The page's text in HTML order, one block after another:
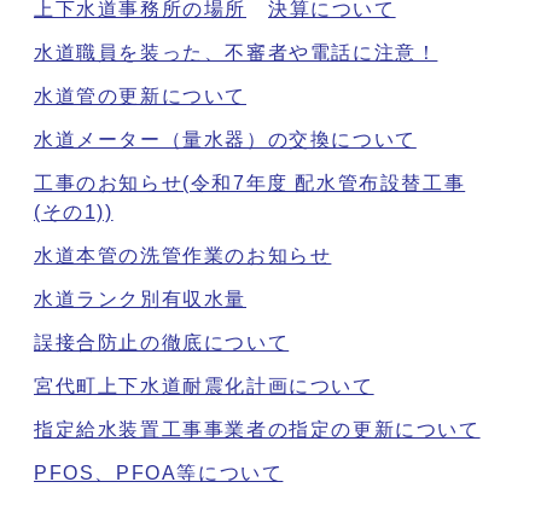
上下水道事務所の場所 決算について
水道職員を装った、不審者や電話に注意！
水道管の更新について
水道メーター（量水器）の交換について
工事のお知らせ(令和7年度 配水管布設替工事
(その1))
水道本管の洗管作業のお知らせ
水道ランク別有収水量
誤接合防止の徹底について
宮代町上下水道耐震化計画について
指定給水装置工事事業者の指定の更新について
PFOS、PFOA等について